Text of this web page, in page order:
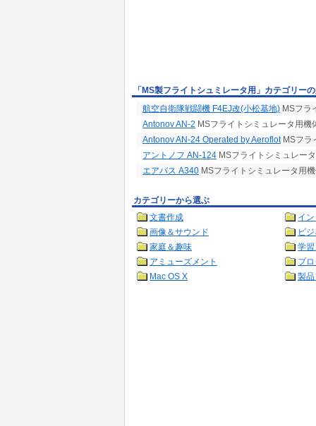
「MS製フライトシュミレータ用」カテゴリー
航空自衛隊戦闘機 F4EJ改(小松基地) MSフラ
Antonov AN-2 MSフライトシミュレータ用機
Antonov AN-24 Operated by AeroflotMSフラ
アントノフ AN-124 MSフライトシミュレー
エアバス A340 MSフライトシミュレータ用
カテゴリーから選ぶ
文書作成
イ
画像＆サウンド
ビ
家庭＆趣味
学
アミューズメント
プ
Mac OS X
製